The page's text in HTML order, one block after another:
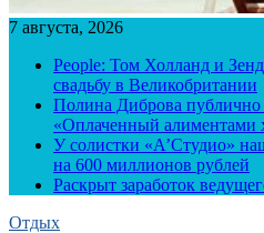
7 августа, 2026
People: Том Холланд и
свадьбу в Великобритании
Полина Диброва публично
«Оплаченный алиментами
У солистки «А’Студио»
на 600 миллионов рублей
Раскрыт заработок
Отдых